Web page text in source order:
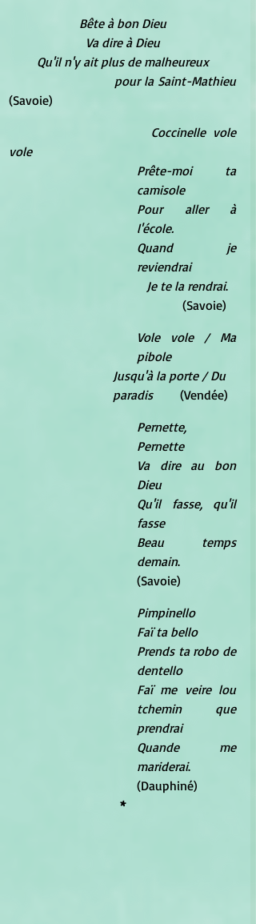
Bête à bon Dieu
Va dire à Dieu
Qu'il n'y ait plus de malheureux
pour la Saint-Mathieu
(Savoie)
Coccinelle vole
vole
Prête-moi ta
camisole
Pour aller à
l'école.
Quand je
reviendrai
   Je te la rendrai
.
           (Savoie)
Vole vole / Ma
pibole
Jusqu'à la porte / Du
paradis
	 (Vendée)
Pernette,
Pernette
Va dire au bon
Dieu
Qu'il fasse, qu'il
fasse
Beau temps
demain.
(Savoie)
Pimpinello
Faï ta bello
Prends ta robo de
dentello
Faï me veire lou
tchemin que
prendrai
Quande me
mariderai.
(Dauphiné)
*